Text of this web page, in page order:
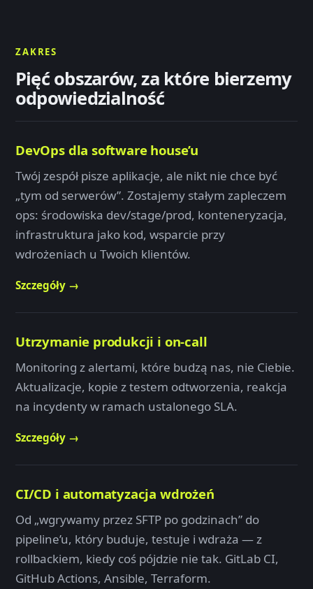
ZAKRES
Pięć obszarów, za które bierzemy
odpowiedzialność
DevOps dla software house’u
Twój zespół pisze aplikacje, ale nikt nie chce być
„tym od serwerów”. Zostajemy stałym zapleczem
ops: środowiska dev/stage/prod, konteneryzacja,
infrastruktura jako kod, wsparcie przy
wdrożeniach u Twoich klientów.
Szczegóły →
Utrzymanie produkcji i on-call
Monitoring z alertami, które budzą nas, nie Ciebie.
Aktualizacje, kopie z testem odtworzenia, reakcja
na incydenty w ramach ustalonego SLA.
Szczegóły →
CI/CD i automatyzacja wdrożeń
Od „wgrywamy przez SFTP po godzinach” do
pipeline’u, który buduje, testuje i wdraża — z
rollbackiem, kiedy coś pójdzie nie tak. GitLab CI,
GitHub Actions, Ansible, Terraform.